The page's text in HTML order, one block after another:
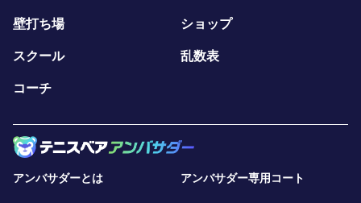
壁打ち場 ショップ
スクール 乱数表
コーチ
アンバサダーとは アンバサダー専用コート